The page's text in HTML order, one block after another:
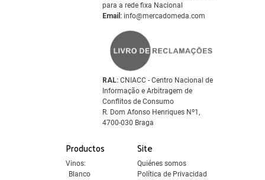
Productos
Vinos:
Blanco
Site
Quiénes somos
Política de Privacidad
para a rede fixa Nacional
Email: info@mercadomeda.com
RAL: CNIACC - Centro Nacional de
Informação e Arbitragem de
Conflitos de Consumo
R. Dom Afonso Henriques Nº1,
4700-030 Braga